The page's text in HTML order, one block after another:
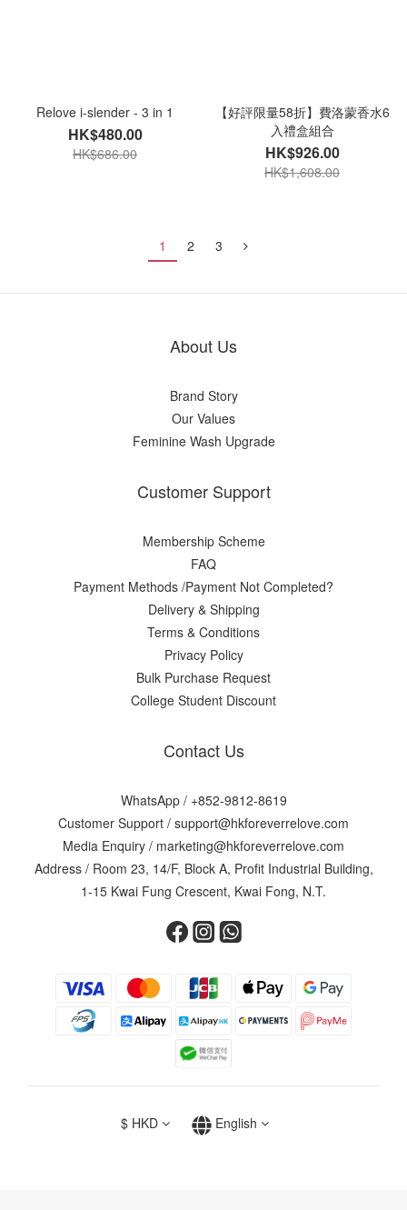
Relove i-slender - 3 in 1
HK$480.00
HK$686.00
【好評限量58折】費洛蒙香水6
入禮盒組合
HK$926.00
HK$1,608.00
1 2 3
About Us
Brand Story
Our Values
Feminine Wash Upgrade
Customer Support
Membership Scheme
FAQ
Payment Methods /Payment Not Completed?
Delivery & Shipping
Terms & Conditions
Privacy Policy
Bulk Purchase Request
College Student Discount
Contact Us
WhatsApp / +852-9812-8619
Customer Support / support@hkforeverrelove.com
Media Enquiry / marketing@hkforeverrelove.com
Address / Room 23, 14/F, Block A, Profit Industrial Building,
1-15 Kwai Fung Crescent, Kwai Fong, N.T.
$ HKD English